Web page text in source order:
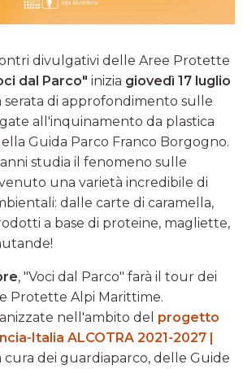
divulgativi delle Aree Protette
dal Parco" inizia giovedì 17 luglio
serata di approfondimento sulle
all'inquinamento da plastica
Guida Parco Franco Borgogno.
studia il fenomeno sulle
una varietà incredibile di
dalle carte di caramella,
a base di proteine, magliette,
, "Voci dal Parco" farà il tour dei
Protette Alpi Marittime.
nell'ambito del progetto
Italia ALCOTRA 2021-2027 |
cura dei guardiaparco, delle Guide